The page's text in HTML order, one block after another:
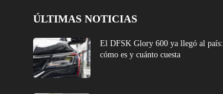
ÚLTIMAS NOTICIAS
El DFSK Glory 600 ya llegó al país:
cómo es y cuánto cuesta